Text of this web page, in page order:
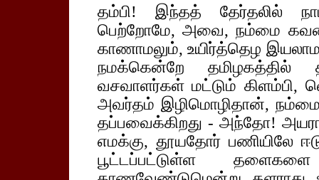
தம்பி! இந்தத் தேர்தலில்
பெற்றோமே, அவை, நம்மை
காணாமலும், உயிர்த்தெழ
நமக்கென்றே தமிழகத்தில்
வசவாளர்கள் மட்டும் கிளம்பி,
அவர்தம் இழிமொழிதான்,
தப்பவைக்கிறது - அந்தோ!
எமக்கு, தூயதோர் பணியிலே
பூட்டப்பட்டுள்ள